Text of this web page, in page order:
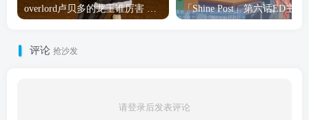
overlord卢贝多的龙王谁厉害 「Overlord」露普斯蕾琪娜·贝塔手办开订
评论 抢沙发
请登录后发表评论